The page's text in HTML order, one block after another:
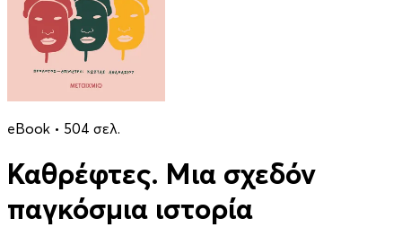
eBook • 504 σελ.
Καθρέφτες. Μια σχεδόν
παγκόσμια ιστορία